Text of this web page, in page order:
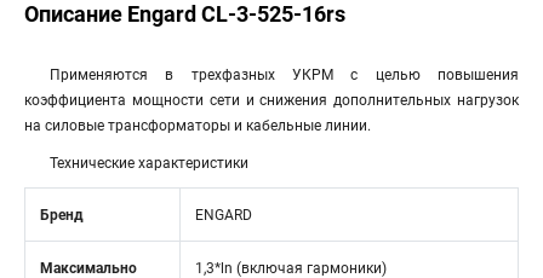
Описание Engard CL-3-525-16rs
Применяются в трехфазных УКРМ с целью повышения
коэффициента мощности сети и снижения дополнительных нагрузок
на силовые трансформаторы и кабельные линии.
Технические характеристики
Бренд ENGARD
Максимально
1,3*ln (включая гармоники)